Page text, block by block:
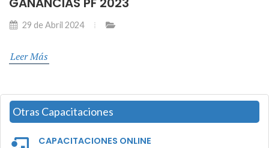
29 de Abril 2024
Leer Más
Otras Capacitaciones
CAPACITACIONES ONLINE